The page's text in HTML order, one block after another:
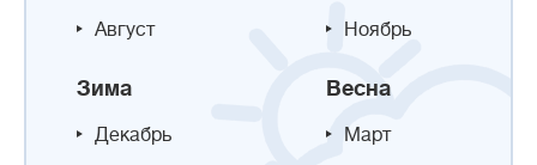
Август
Ноябрь
Зима
Декабрь
Весна
Март